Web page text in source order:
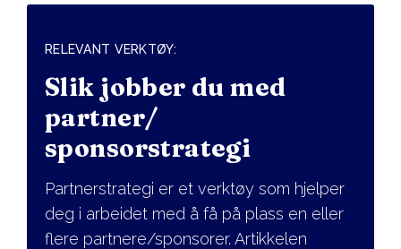
RELEVANT VERKTØY:
Slik jobber du med
partner/
sponsorstrategi
Partnerstrategi er et verktøy som hjelper
deg i arbeidet med å få på plass en eller
flere partnere/sponsorer. Artikkelen